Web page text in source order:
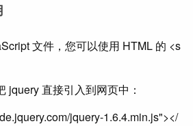
文件，您可以使用 HTML 的 <s
jquery 直接引入到网页中：
jquery-1.6.4.min.js"></